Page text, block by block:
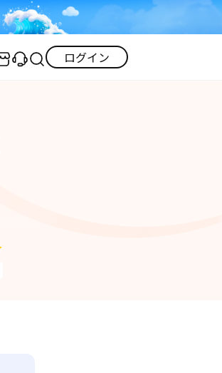
グレード
ログイン